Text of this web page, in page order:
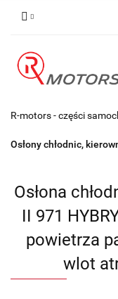
R-motors - części
Osłony chłodnic,
Osłona
II 971
powietrza
wlot